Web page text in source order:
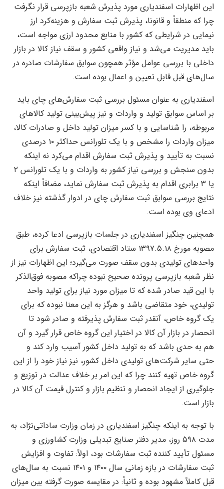
این اظهارات اسفندیاری مورد پذیرش شعبه بازپرسی قرار نگرفت
چرا که منطقاً و قانونا، پذیرش ثبت سفارش و هزینه‌کرد ارز
نیمایی در شرایطی که کشور با منابع محدود ارزی مواجه است،
باید مدیریت می‌شد و نیاز واقعی کشور و سقف نیاز کالا در بازار
داخلی با بررسی عوامل مؤثر همچون سوابق سفارشات صادره در
سال‌های قبل قابل تعیین و اعمال بوده است.
اسفندیاری به عنوان مسئول بررسی ثبت سفارش‌های چای باید
بر اساس سوابق تولید و واردات و نیز پیش‌بینی تولید کالاهای
مربوطه، را شناسایی و با کسر میزان تولید داخل و صادرات کالا،
میزان واردات را مشخص و با یک تلورانس حداکثر ۱۰ درصدی
نسبت به تأیید و پذیرش ثبت سفارش اقدام می‌کرد نه اینکه
بدون سنجش و بررسی نیاز کشور به واردات و با یک تلورانس ۲
یا ۳ برابری اقدام به پذیرش ثبت سفارش نماید، مضافاً اینکه
نتایج بررسی سوابق ثبت سفارش چای در ادوار گذشته نیز خلاف
ادعای وی بوده است.
همچنین چنگیز اسفندیاری در جلسات بازپرسی ادعا کرده، طبق
مصوبه مورخ ۱۳۹۷.۵.۱۸ ستاد اقتصادی، ثبت سفارش برای
واحدهای تولیدی بدون سقف صورت می‌گیرد؛ این اظهارات نیز از
نظر شعبه بازپرسی پرونده صحیح نبوده چراکه مصوبه فوق‌الذکر
با این قید صادر شده که تا میزان مورد نیاز برای تولید واحد
تولیدی، خود متقاضی باشد و هرگز به این معنا نبوده که برای
یک گروه خاص، آنقدر ثبت سفارش پذیرفته و صادر شود تا
انحصار در بازار آن کالا در اختیار این گروه خاص قرار گیرد و آن
هم به حدی باشد که به تولید داخل کشور آسیب وارد کند و
حتی سایر شرکت‌های تولیدی داخل کشور، نیز نیاز خود را از این
گروه خاص تهیه کنند چرا که این امر بر خلاف عدالت در توزیع و
جلوگیری از ایجاد انحصار و تنظیم بازار و کنترل قیمت آن کالا در
بازار است.
با توجه به اینکه چنگیز اسفندیاری در زمان وزارت ساداتی‌نژاد، به
مدت ۵۹۸ روز، مدیر دفتر صنایع تبدیلی وزارت کشاورزی و
مسئول تأیید کننده ثبت سفارشات بود، اولاً: تفاوت و افزایش
ثبت سفارشات در بازه زمانی سال ۱۴۰۰ و ۱۴۰۱ نسبت به سال‌های
قبل کاملاً مشهود بوده و ثانیاً: در مقایسه صورت گرفته بین میزان